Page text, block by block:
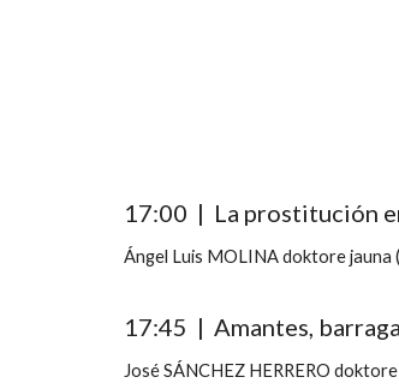
17:00 | La prostitución
Ángel Luis MOLINA doktore
17:45 | Amantes,
José SÁNCHEZ HERRERO